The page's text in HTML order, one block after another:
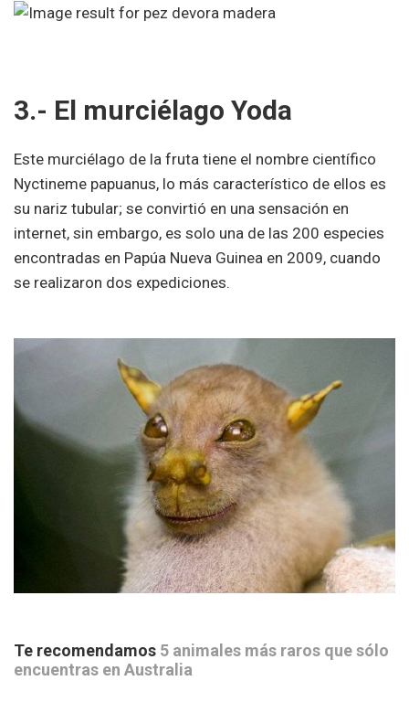
3.- El murciélago Yoda
Este murciélago de la fruta tiene el nombre científico
Nyctineme papuanus, lo más característico de ellos es
su nariz tubular; se convirtió en una sensación en
internet, sin embargo, es solo una de las 200 especies
encontradas en Papúa Nueva Guinea en 2009, cuando
se realizaron dos expediciones.
Te recomendamos 5 animales más raros que sólo
encuentras en Australia